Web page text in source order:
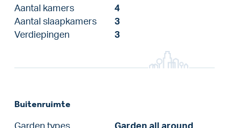
Aantal kamers
4
Aantal slaapkamers
3
Verdiepingen
3
Buitenruimte
Garden types Garden all around